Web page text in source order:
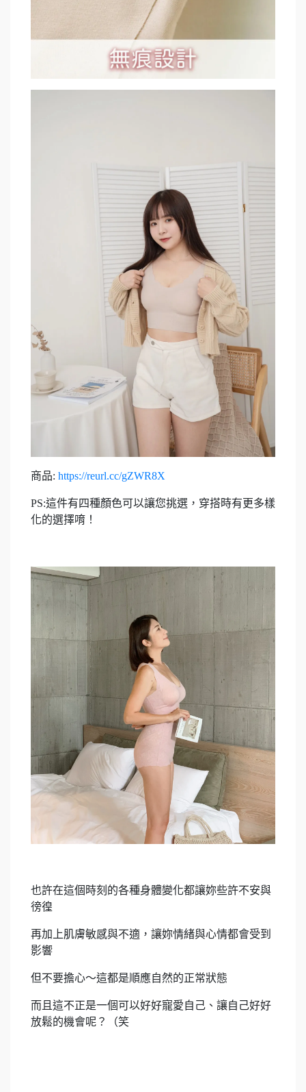
商品: https://reurl.cc/gZWR8X
PS:這件有四種顏色可以讓您挑選，穿搭時有更多樣
化的選擇唷！
也許在這個時刻的各種身體變化都讓妳些許不安與
徬徨
再加上肌膚敏感與不適，讓妳情緒與心情都會受到
影響
但不要擔心～這都是順應自然的正常狀態
而且這不正是一個可以好好寵愛自己、讓自己好好
放鬆的機會呢？（笑